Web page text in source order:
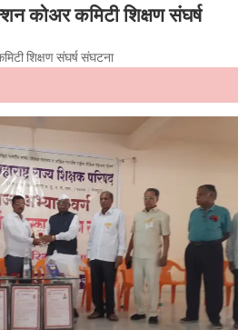
कोअर कमिटी शिक्षण संघर्ष
शिक्षण संघर्ष संघटना